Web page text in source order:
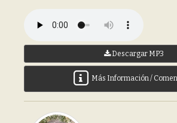
Descargar MP3
Más Información /